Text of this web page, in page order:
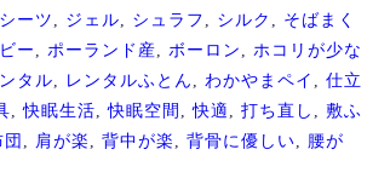
シーツ , ジェル, シュラフ , シルク , そばまく
ー, ポーランド産, ボーロン , ホコリが少な
タル, レンタルふとん , わかやまペイ , 仕立
,快眠生活,快眠空間 ,快適 , 打ち直し , 敷ふ
, 肩が楽 , 背中が楽 , 背骨に優しい, 腰が